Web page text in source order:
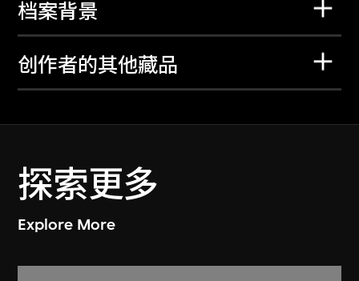
档案背景
创作者的其他藏品
探索更多
Explore More